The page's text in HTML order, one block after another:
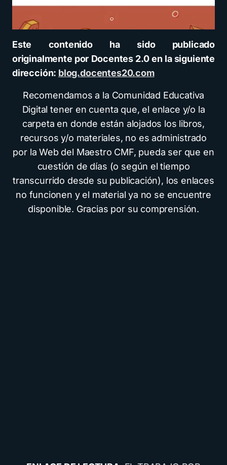
Este contenido ha sido publicado
originalmente por Docentes 2.0 en la siguiente
dirección: blog.docentes20.com
Recomendamos a la Comunidad Educativa
Digital tener en cuenta que, el enlace y/o la
carpeta en donde están alojados los libros,
recursos y/o materiales, no es administrado
por la Web del Maestro CMF, pueda ser que en
cuestión de días (o según el tiempo
transcurrido desde su publicación), los enlaces
no funcionen y el material ya no se encuentre
disponible. Gracias por su comprensión.